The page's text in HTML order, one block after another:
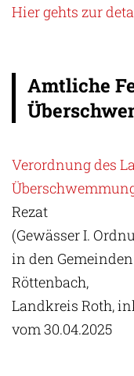
Hier gehts zur
Amtliche
Verordnung des
Rezat
(Gewässer I.
in den
Röttenbach,
Landkreis Roth,
vom 30.04.2025